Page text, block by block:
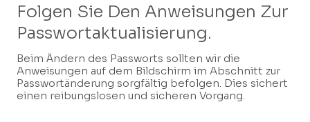
Folgen Sie Den Anweisungen Zur
Passwortaktualisierung.
Beim Ändern des Passworts sollten wir die
Anweisungen auf dem Bildschirm im Abschnitt zur
Passwortänderung sorgfältig befolgen. Dies sichert
einen reibungslosen und sicheren Vorgang.